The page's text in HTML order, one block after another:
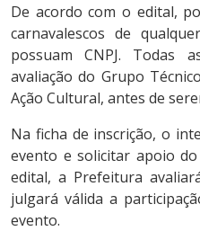
De acordo com o edital,
carnavalescos de
possuam CNPJ. Todas
avaliação do Grupo
Ação Cultural, antes de
Na ficha de inscrição, o
evento e solicitar apoio
edital, a Prefeitura
julgará válida a
evento.